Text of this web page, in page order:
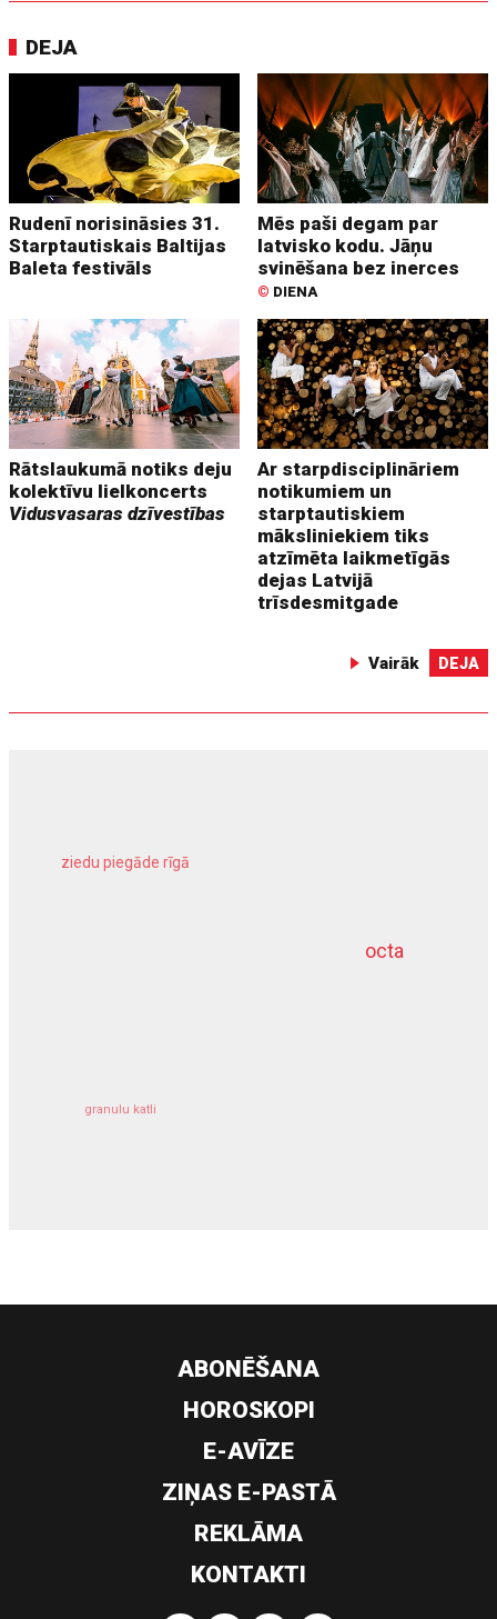
DEJA
Rudenī norisināsies 31.
Starptautiskais Baltijas
Baleta festivāls
Mēs paši degam par
latvisko kodu. Jāņu
svinēšana bez inerces
© DIENA
Rātslaukumā notiks deju
kolektīvu lielkoncerts
Vidusvasaras dzīvestības
Ar starpdisciplināriem
notikumiem un
starptautiskiem
māksliniekiem tiks
atzīmēta laikmetīgās
dejas Latvijā
trīsdesmitgade
Vairāk DEJA
octa
ziedu piegāde rīgā
granulu katli
dziļurbums
ABONĒŠANA
HOROSKOPI
E-AVĪZE
ZIŅAS E-PASTĀ
REKLĀMA
KONTAKTI